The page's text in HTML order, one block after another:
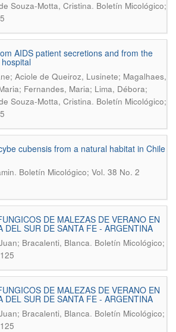
Souza-Motta, Cristina. Boletín Micológico;
AIDS patient secretions and from the
Aciole de Queiroz, Lusinete; Magalhaes,
Fernandes, Maria; Lima, Débora;
Souza-Motta, Cristina. Boletín Micológico;
cubensis from a natural habitat in Chile
. Boletín Micológico; Vol. 38 No. 2
DE MALEZAS DE VERANO EN
DEL SUR DE SANTA FE - ARGENTINA
Bracalenti, Blanca. Boletín Micológico;
DE MALEZAS DE VERANO EN
DEL SUR DE SANTA FE - ARGENTINA
Bracalenti, Blanca. Boletín Micológico;